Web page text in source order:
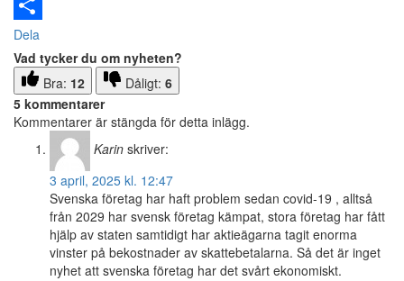
Email
Dela
Vad tycker du om nyheten?
Bra: 12 Dåligt: 6
5 kommentarer
Kommentarer är stängda för detta inlägg.
Karin skriver:
3 april, 2025 kl. 12:47
Svenska företag har haft problem sedan covid-19 , alltså
från 2029 har svensk företag kämpat, stora företag har fått
hjälp av staten samtidigt har aktieägarna tagit enorma
vinster på bekostnader av skattebetalarna. Så det är inget
nyhet att svenska företag har det svårt ekonomiskt.